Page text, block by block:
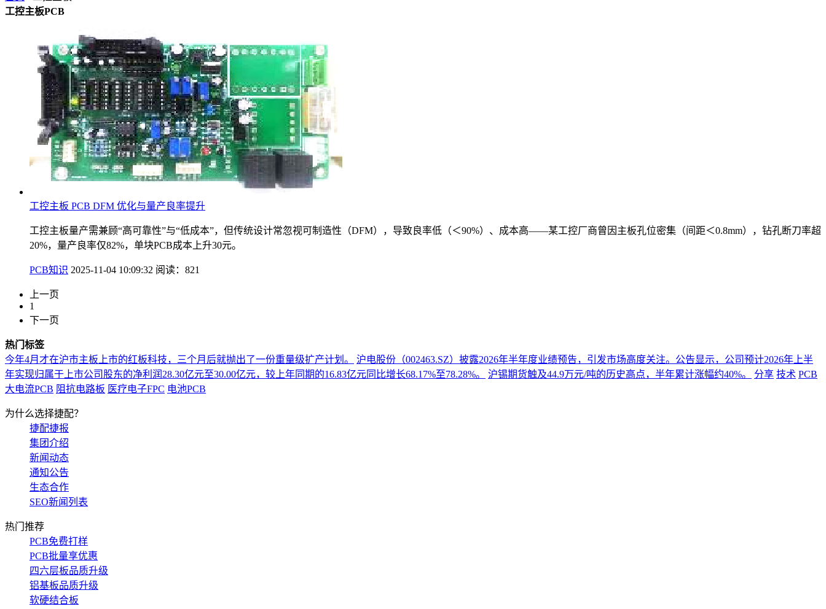
工控主板PCB
工控主板 PCB DFM 优化与量产良率提升
工控主板量产需兼顾“高可靠性”与“低成本”，但传统设计常忽视可制造性（DFM），导致良率低（＜90%）、成本高——某工控厂商曾因主板孔位密集（间距＜0.8mm），钻孔断刀率超
20%，量产良率仅82%，单块PCB成本上升30元。
PCB知识 2025-11-04 10:09:32 阅读：821
上一页
1
下一页
热门标签
今年4月才在沪市主板上市的红板科技，三个月后就抛出了一份重量级扩产计划。
沪电股份（002463.SZ）披露2026年半年度业绩预告，引发市场高度关注。公告显示，公司预计2026年上半
年实现归属于上市公司股东的净利润28.30亿元至30.00亿元，较上年同期的16.83亿元同比增长68.17%至78.28%。
沪锡期货触及44.9万元/吨的历史高点，半年累计涨幅约40%。 分享 技术 PCB
大电流PCB 阻抗电路板 医疗电子FPC 电池PCB
为什么选择捷配？
捷配捷报
集团介绍
新闻动态
通知公告
生态合作
SEO新闻列表
热门推荐
PCB免费打样
PCB批量享优惠
四六层板品质升级
铝基板品质升级
软硬结合板